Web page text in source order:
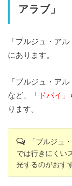
アラブ」
「ブルジュ・ア
にあります。
「ブルジュ・ア
など、
「ドバイ
ります。
「ブルジュ
では行きにくい
光するのがおす